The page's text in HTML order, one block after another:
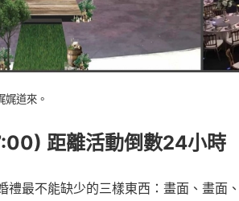
娓道來。
距離活動倒數24小時
禮最不能缺少的三樣東西：畫面、畫面